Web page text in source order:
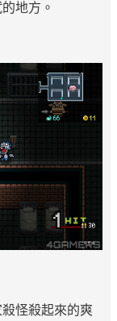
地方。
怪殺起來的爽